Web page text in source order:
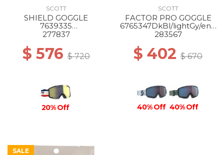
SCOTT
SHIELD GOGGLE
7639335
beige/bl/enhancer yl
277837
$ 576$ 720
20% Off
SCOTT
FACTOR PRO GOGGLE
6765347DkBl/lightGy/enh
ancerBlChrom
283567
$ 402 $ 670
40% Off 40% Off
SALE